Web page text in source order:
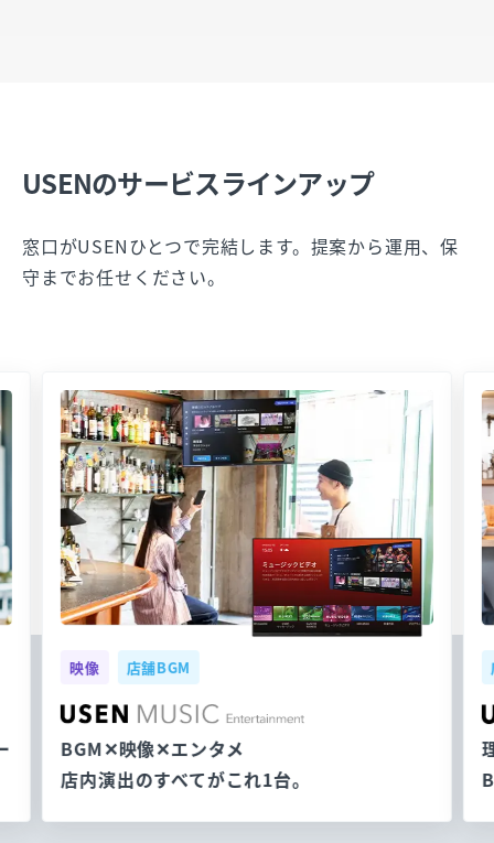
USENのサービスラインアップ
窓口がUSENひとつで完結します。提案から運用、保
守までお任せください。
映像 店舗BGM
BGM✕映像✕エンタメ
店内演出のすべてがこれ1台。